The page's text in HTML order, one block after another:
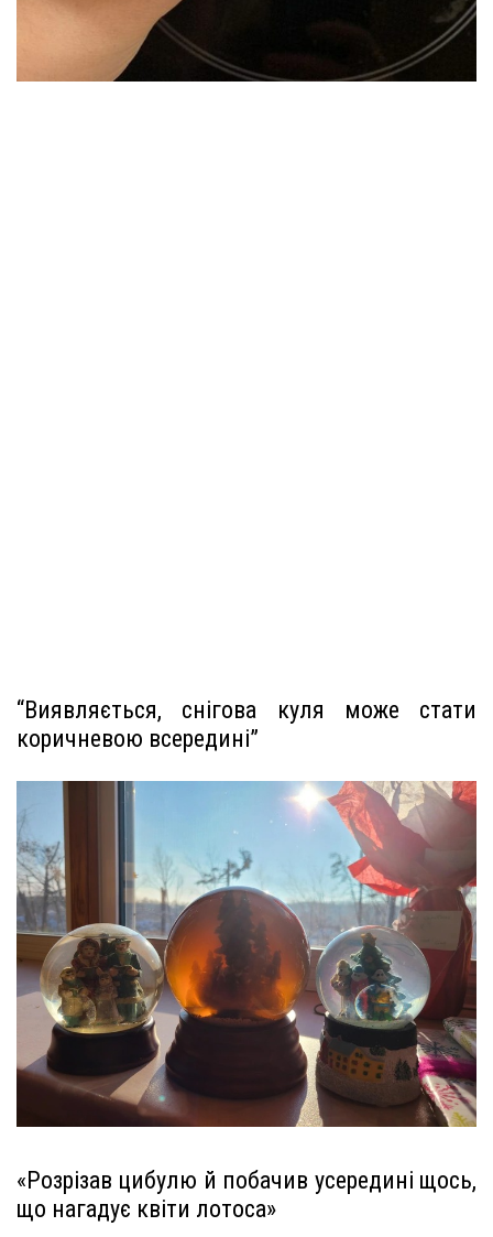
“Виявляється, снігова куля може стати
коричневою всередині”
«Розрізав цибулю й побачив усередині щось,
що нагадує квіти лотоса»